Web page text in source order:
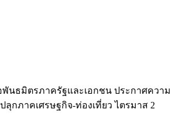
พันธมิตรภาครัฐและเอกชน ประกาศความ
ปลุกภาคเศรษฐกิจ-ท่องเที่ยว ไตรมาส 2